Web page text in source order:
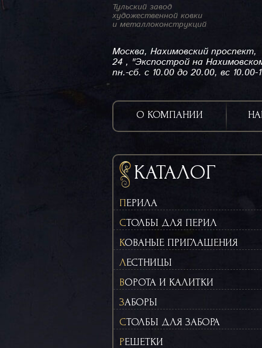
Тульский завод
художественной ковки
и металлоконструкций
Москва, Нахимовский проспект,
24 , "Экспострой на
пн.-сб. с 10.00 до 20.00, вс 10.00-
О КОМПАНИИ
КАТАЛОГ
ПЕРИЛА
СТОЛБЫ ДЛЯ ПЕРИЛ
КОВАНЫЕ ПРИГЛАШЕНИЯ
ЛЕСТНИЦЫ
ВОРОТА И КАЛИТКИ
ЗАБОРЫ
СТОЛБЫ ДЛЯ ЗАБОРА
РЕШЕТКИ